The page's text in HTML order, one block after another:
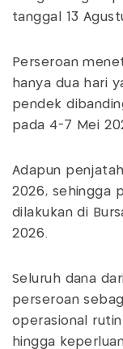
tanggal 13
Perseroan
hanya dua hari
pendek
pada 4-7 Mei
Adapun
2026, sehingga
dilakukan di
2026.
Seluruh dana
perseroan
operasional
hingga